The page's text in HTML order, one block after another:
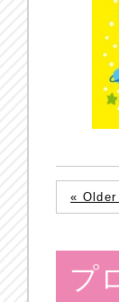
«
プ